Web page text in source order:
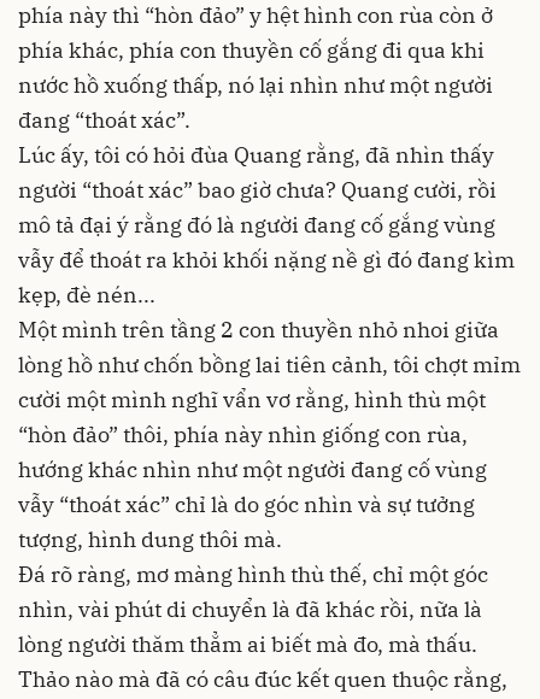
phía này thì “hòn đảo” y hệt hình con rùa còn ở
phía khác, phía con thuyền cố gắng đi qua khi
nước hồ xuống thấp, nó lại nhìn như một người
đang “thoát xác”.
Lúc ấy, tôi có hỏi đùa Quang rằng, đã nhìn thấy
người “thoát xác” bao giờ chưa? Quang cười, rồi
mô tả đại ý rằng đó là người đang cố gắng vùng
vẫy để thoát ra khỏi khối nặng nề gì đó đang kìm
kẹp, đè nén...
Một mình trên tầng 2 con thuyền nhỏ nhoi giữa
lòng hồ như chốn bồng lai tiên cảnh, tôi chợt mỉm
cười một mình nghĩ vẩn vơ rằng, hình thù một
“hòn đảo” thôi, phía này nhìn giống con rùa,
hướng khác nhìn như một người đang cố vùng
vẫy “thoát xác” chỉ là do góc nhìn và sự tưởng
tượng, hình dung thôi mà.
Đá rõ ràng, mơ màng hình thù thế, chỉ một góc
nhìn, vài phút di chuyển là đã khác rồi, nữa là
lòng người thăm thẳm ai biết mà đo, mà thấu.
Thảo nào mà đã có câu đúc kết quen thuộc rằng,